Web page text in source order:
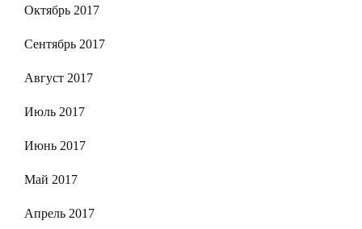
Октябрь 2017
Сентябрь 2017
Август 2017
Июль 2017
Июнь 2017
Май 2017
Апрель 2017